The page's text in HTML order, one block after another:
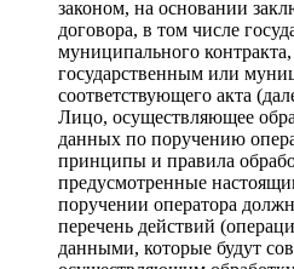
законом, на основании
договора, в том числе
муниципального
государственным или
соответствующего акта
Лицо, осуществляющее
данных по поручению
принципы и правила
предусмотренные
поручении оператора
перечень действий
данными, которые будут